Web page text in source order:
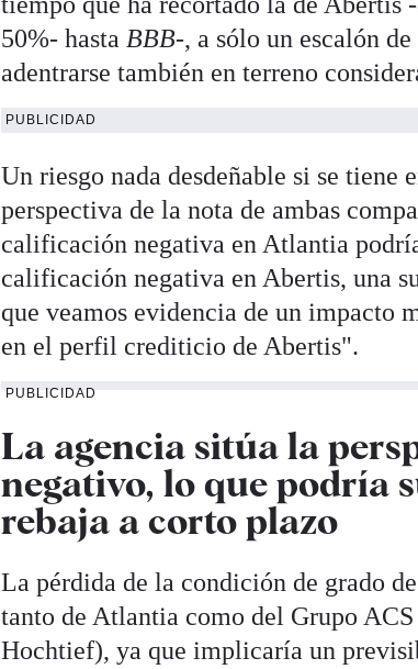
50%- hastaBBB-, a sólo un escalón
adentrarse también en terreno
PUBLICIDAD
Un riesgo nada desdeñable si se tiene
perspectiva de la nota de ambas
calificación negativa en Atlantia
calificación negativa en Abertis, una
que veamos evidencia de un impacto
en el perfil crediticio de Abertis".
PUBLICIDAD
La agencia sitúa la
negativo, lo que podría
rebaja a corto plazo
La pérdida de la condición de grado
tanto de Atlantia como del Grupo
Hochtief), ya que implicaría un